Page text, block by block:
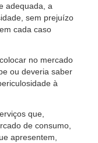
adequada, a
sem prejuízo
cada caso
no mercado
ou deveria saber
à
que,
de consumo,
apresentem,